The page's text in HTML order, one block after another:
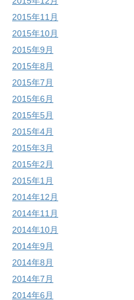
2015年11月
2015年10月
2015年9月
2015年8月
2015年7月
2015年6月
2015年5月
2015年4月
2015年3月
2015年2月
2015年1月
2014年12月
2014年11月
2014年10月
2014年9月
2014年8月
2014年7月
2014年6月